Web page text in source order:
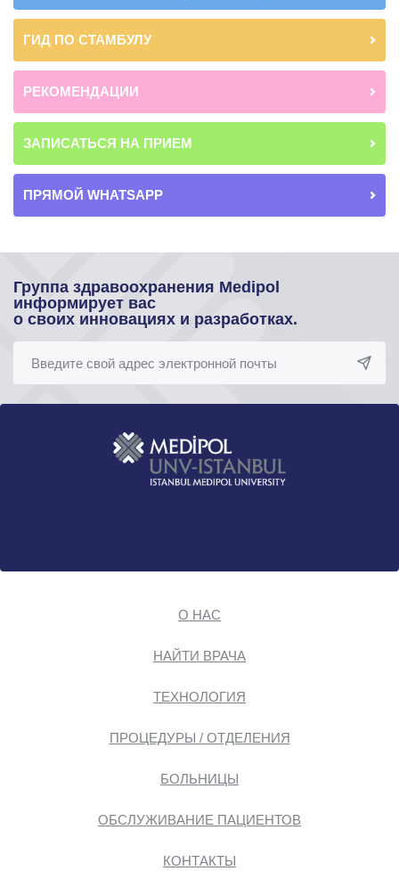
ГИД ПО СТАМБУЛУ
РЕКОМЕНДАЦИИ
ЗАПИСАТЬСЯ НА ПРИЕМ
ПРЯМОЙ WHATSAPP
Группа здравоохранения Medipol
информирует вас
о своих инновациях и разработках.
О НАС
НАЙТИ ВРАЧА
ТЕХНОЛОГИЯ
ПРОЦЕДУРЫ / ОТДЕЛЕНИЯ
БОЛЬНИЦЫ
ОБСЛУЖИВАНИЕ ПАЦИЕНТОВ
КОНТАКТЫ